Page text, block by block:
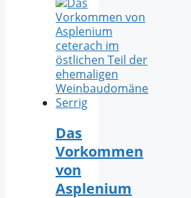
Das
Vorkommen
von
Asplenium